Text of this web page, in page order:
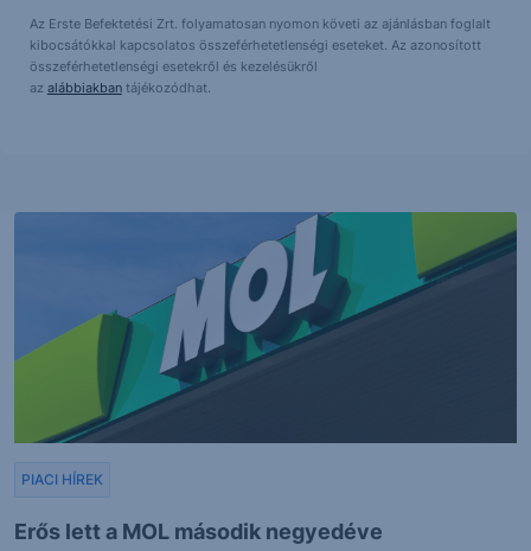
Az Erste Befektetési Zrt. folyamatosan nyomon követi az ajánlásban foglalt
kibocsátókkal kapcsolatos összeférhetetlenségi eseteket. Az azonosított
összeférhetetlenségi esetekről és kezelésükről
az alábbiakbantájékozódhat.
Erős lett a MOL második negyedéve
PIACI HÍREK